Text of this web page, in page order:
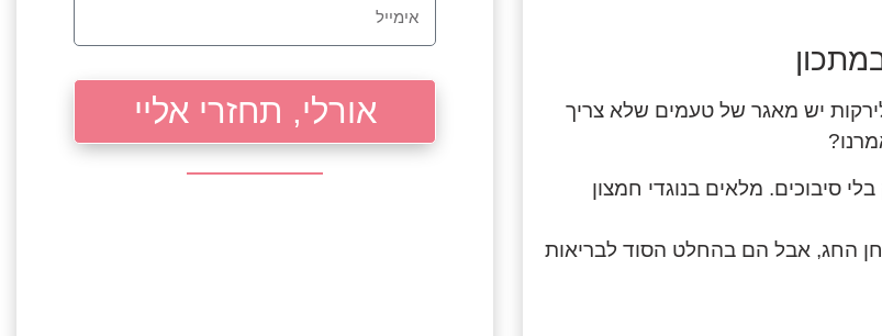
יש מאגר של טעמים שלא צריך
סיבוכים. מלאים בנוגדי חמצון
החג, אבל הם בהחלט הסוד לבריאות
אורלי, תחזרי אליי